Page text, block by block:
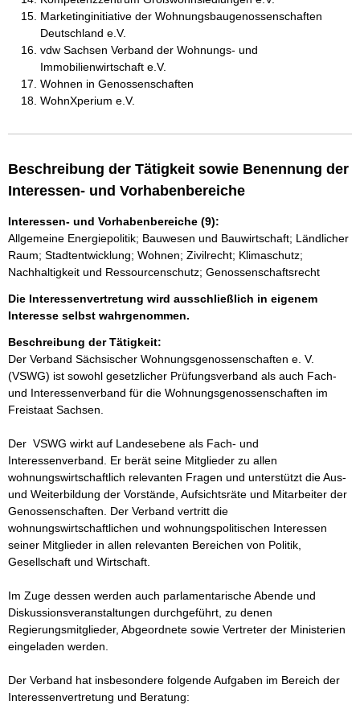
Marketinginitiative der Wohnungsbaugenossenschaften
Deutschland e.V.
vdw Sachsen Verband der Wohnungs- und
Immobilienwirtschaft e.V.
Wohnen in Genossenschaften
WohnXperium e.V.
Beschreibung der Tätigkeit sowie Benennung der
Interessen- und Vorhabenbereiche
Interessen- und Vorhabenbereiche (9):
Allgemeine Energiepolitik; Bauwesen und Bauwirtschaft; Ländlicher
Raum; Stadtentwicklung; Wohnen; Zivilrecht; Klimaschutz;
Nachhaltigkeit und Ressourcenschutz; Genossenschaftsrecht
Die Interessenvertretung wird ausschließlich in eigenem
Interesse selbst wahrgenommen.
Beschreibung der Tätigkeit:
Der Verband Sächsischer Wohnungsgenossenschaften e. V.
(VSWG) ist sowohl gesetzlicher Prüfungsverband als auch Fach-
und Interessenverband für die Wohnungsgenossenschaften im
Freistaat Sachsen.
Der  VSWG wirkt auf Landesebene als Fach- und
Interessenverband. Er berät seine Mitglieder zu allen
wohnungswirtschaftlich relevanten Fragen und unterstützt die Aus-
und Weiterbildung der Vorstände, Aufsichtsräte und Mitarbeiter der
Genossenschaften. Der Verband vertritt die
wohnungswirtschaftlichen und wohnungspolitischen Interessen
seiner Mitglieder in allen relevanten Bereichen von Politik,
Gesellschaft und Wirtschaft.
Im Zuge dessen werden auch parlamentarische Abende und
Diskussionsveranstaltungen durchgeführt, zu denen
Regierungsmitglieder, Abgeordnete sowie Vertreter der Ministerien
eingeladen werden.
Der Verband hat insbesondere folgende Aufgaben im Bereich der
Interessenvertretung und Beratung: